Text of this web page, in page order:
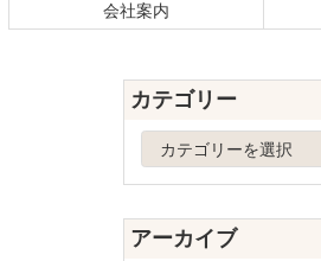
文
へ
会社案内
カテゴリー
ゴ
リ
ー
アーカイブ